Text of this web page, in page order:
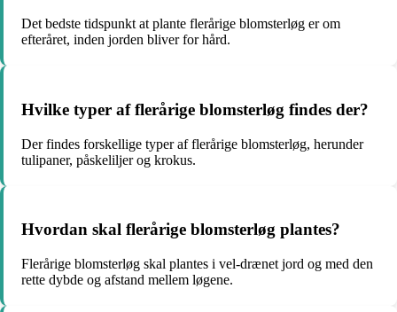
Det bedste tidspunkt at plante flerårige blomsterløg er om
efteråret, inden jorden bliver for hård.
Hvilke typer af flerårige blomsterløg findes der?
Der findes forskellige typer af flerårige blomsterløg, herunder
tulipaner, påskeliljer og krokus.
Hvordan skal flerårige blomsterløg plantes?
Flerårige blomsterløg skal plantes i vel-drænet jord og med den
rette dybde og afstand mellem løgene.